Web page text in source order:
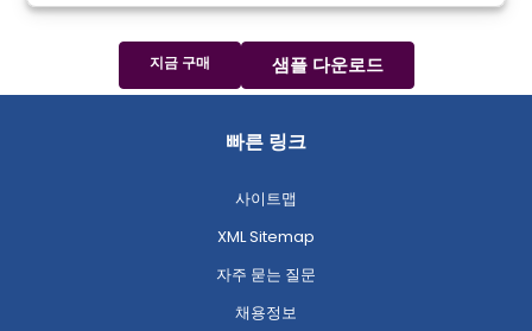
지금 구매 샘플 다운로드
빠른 링크
사이트맵
XML Sitemap
자주 묻는 질문
채용정보